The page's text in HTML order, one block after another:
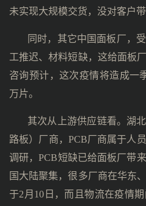
未实现大规模交货，没对客户带
同时，其它中国面板厂，
工推迟、材料短缺，这给面板
咨询预计，这次疫情将造成一
万片。
其次从上游供应链看。湖
路板）厂商，PCB厂商属于人
调研，PCB短缺已给面板厂带
国大陆聚集，很多厂商在华东
于2月10日，而且物流在疫情